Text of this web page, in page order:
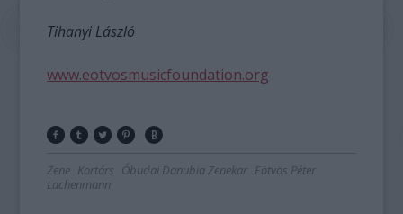
Tihanyi László
www.eotvosmusicfoundation.org
Zene Kortárs Óbudai Danubia Zenekar Eötvös Péter
Lachenmann